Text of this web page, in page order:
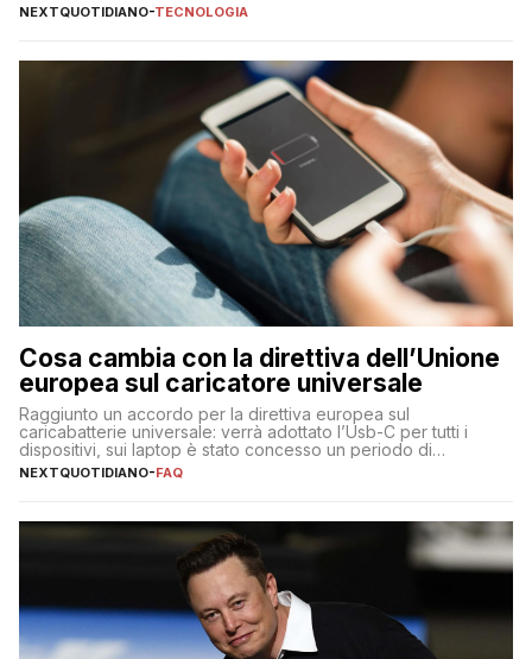
NEXTQUOTIDIANO-TECNOLOGIA
Cosa cambia con la direttiva dell’Unione
europea sul caricatore universale
Raggiunto un accordo per la direttiva europea sul
caricabatterie universale: verrà adottato l’Usb-C per tutti i
dispositivi, sui laptop è stato concesso un periodo di
adeguamento di 40 mesi
NEXTQUOTIDIANO-FAQ